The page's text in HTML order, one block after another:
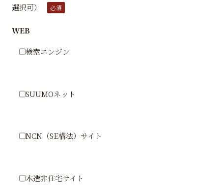
選択可） 必須
WEB
検索エンジン
SUUMOネット
NCN（SE構法）サイト
木造非住宅サイト